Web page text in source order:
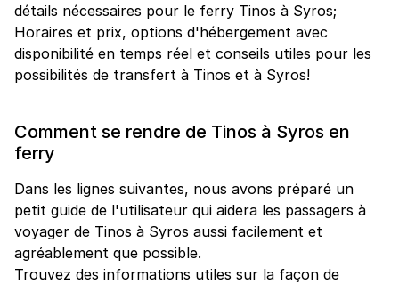
détails nécessaires pour le ferry Tinos à Syros;
Horaires et prix, options d'hébergement avec
disponibilité en temps réel et conseils utiles pour les
possibilités de transfert à Tinos et à Syros!
Comment se rendre de Tinos à Syros en
ferry
Dans les lignes suivantes, nous avons préparé un
petit guide de l'utilisateur qui aidera les passagers à
voyager de Tinos à Syros aussi facilement et
agréablement que possible.
Trouvez des informations utiles sur la façon de